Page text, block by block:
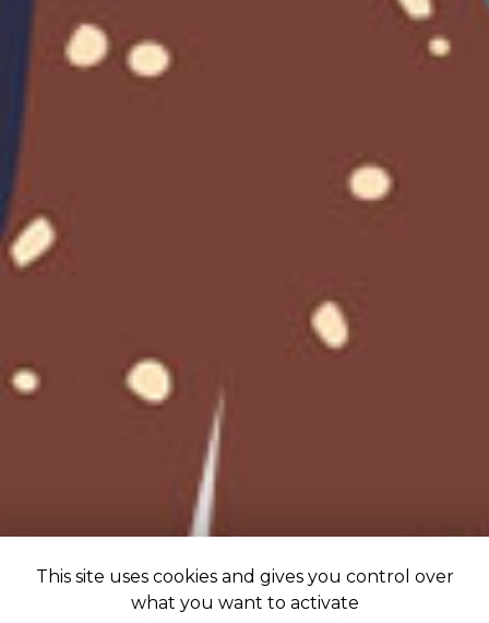
This site uses cookies and gives you control over
what you want to activate